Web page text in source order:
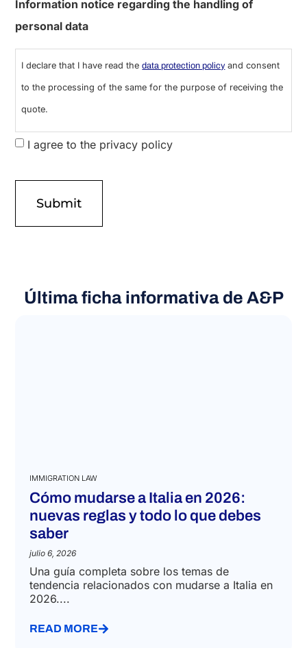
Information notice regarding the handling of
personal data
I declare that I have read thedata protection policyand consent
to the processing of the same for the purpose of receiving the
quote.
I agree to the privacy policy
Última ficha informativa de A&P
IMMIGRATION LAW
Cómo mudarse a Italia en 2026:
nuevas reglas y todo lo que debes
saber
julio 6, 2026
Una guía completa sobre los temas de
tendencia relacionados con mudarse a Italia en
2026....
READ MORE